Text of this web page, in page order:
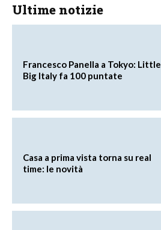
Ultime notizie
Francesco Panella a Tokyo: Little
Big Italy fa 100 puntate
Casa a prima vista torna su real
time: le novità